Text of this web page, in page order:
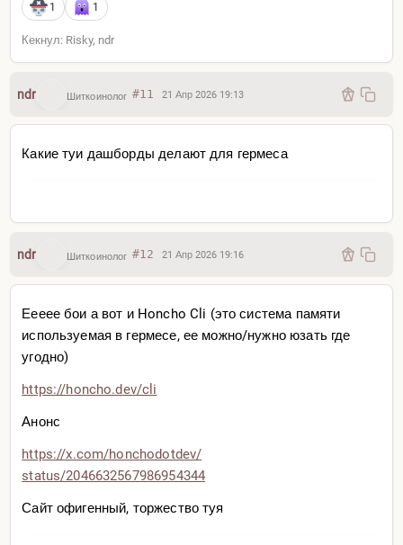
1 1
Кекнул: Risky, ndr
ndr Шиткоинолог #11 21 Апр 2026 19:13
Какие туи дашборды делают для гермеса
ndr Шиткоинолог #12 21 Апр 2026 19:16
Еееее бои а вот и Honcho Cli (это система памяти
используемая в гермесе, ее можно/нужно юзать где
угодно)
https://honcho.dev/cli
Анонс
https://x.com/honchodotdev/
status/2046632567986954344
Сайт офигенный, торжество туя